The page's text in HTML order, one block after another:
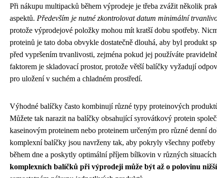
Při nákupu multipacků během výprodeje je třeba zvážit několik
aspektů. Především je nutné zkontrolovat datum minimální
protože výprodejové položky mohou mít kratší dobu spotřeby.
proteinů je tato doba obvykle dostatečně dlouhá, aby byl produkt
před vypršením trvanlivosti, zejména pokud jej používáte
faktorem je skladovací prostor, protože větší balíčky vyžadují
pro uložení v suchém a chladném prostředí.
Výhodné balíčky často kombinují různé typy proteinových
Můžete tak narazit na balíčky obsahující syrovátkový protein
kaseinovým proteinem nebo proteinem určeným pro různé denní
komplexní balíčky jsou navrženy tak, aby pokryly všechny potřeby
během dne a poskytly optimální příjem bílkovin v různých
komplexních balíčků při výprodeji může být až o polovinu nižší